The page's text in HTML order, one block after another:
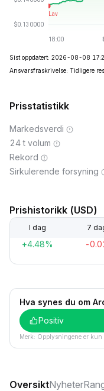
Sist oppdatert: 2026-08-08
Ansvarsfraskrivelse: Tidligere
Prisstatistikk
Markedsverdi
24 t volum
Rekord
Sirkulerende forsyning
Prishistorikk (USD)
I dag 7
+4.48% -
Hva synes du om
Positiv
Merk: Opplysningene er kun
OversiktNyheter